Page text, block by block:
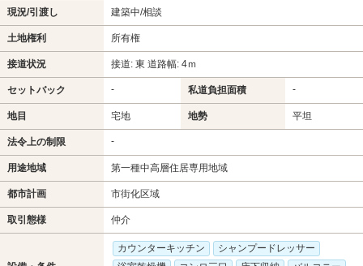
現況/引渡し 建築中/相談
土地権利 所有権
接道状況 接道: 東 道路幅: 4ｍ
セットバック - 私道負担面積 -
地目 宅地 地勢 平坦
法令上の制限 -
用途地域 第一種中高層住居専用地域
都市計画 市街化区域
取引態様 仲介
カウンターキッチン
シャンプードレッサー